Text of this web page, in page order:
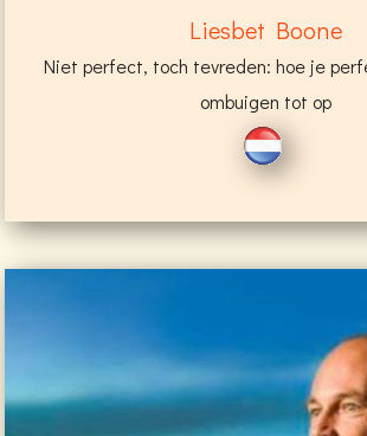
Liesbet Boone
Niet perfect, toch tevreden: hoe je
ombuigen tot op